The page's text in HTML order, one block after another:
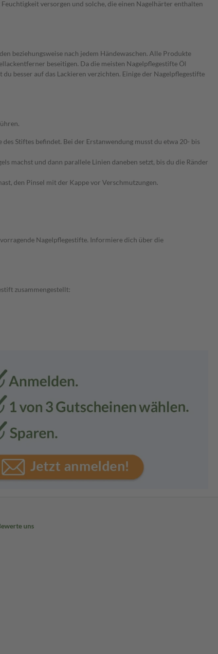
versorgen und solche, die einen Nagelhärter enthalten
beziehungsweise nach jedem Händewaschen. Alle Produkte
beseitigen. Da die meisten Nagelpflegestifte Öl
besser auf das Lackieren verzichten. Einige der Nagelpflegestifte
Stiftes befindet. Bei der Erstanwendung musst du etwa 20- bis
machst und dann parallele Linien daneben setzt, bis du die Ränder
den Pinsel mit der Kappe vor Verschmutzungen.
Nagelpflegestifte. Informiere dich über die
zusammengestellt:
uns